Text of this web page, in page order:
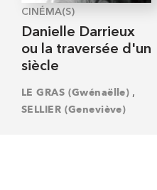
CINÉMA(S)
Danielle Darrieux
ou la traversée d'un
siècle
LE GRAS (Gwénaëlle) ,
SELLIER (Geneviève)